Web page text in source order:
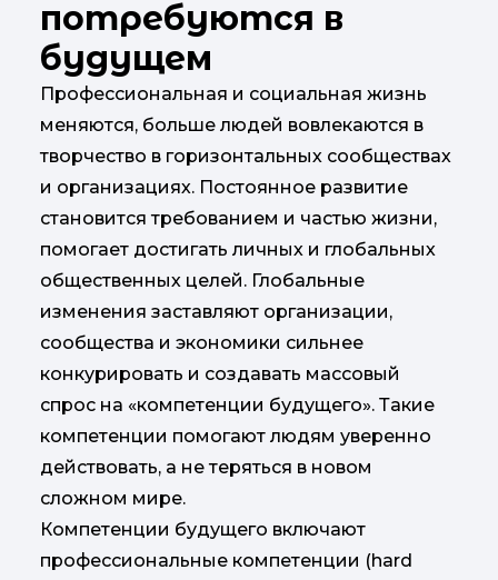
потребуются в
будущем
Профессиональная и социальная жизнь
меняются, больше людей вовлекаются в
творчество в горизонтальных сообществах
и организациях. Постоянное развитие
становится требованием и частью жизни,
помогает достигать личных и глобальных
общественных целей. Глобальные
изменения заставляют организации,
сообщества и экономики сильнее
конкурировать и создавать массовый
спрос на «компетенции будущего». Такие
компетенции помогают людям уверенно
действовать, а не теряться в новом
сложном мире.
Компетенции будущего включают
профессиональные компетенции (hard